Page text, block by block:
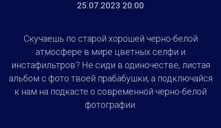
25.07.2023 20:00
Скучаешь по старой хорошей черно-белой
атмосфере в мире цветных селфи и
инстафильтров? Не сиди в одиночестве, листая
альбом с фото твоей прабабушки, а подключайся
к нам на подкасте о современной черно-белой
фотографии.